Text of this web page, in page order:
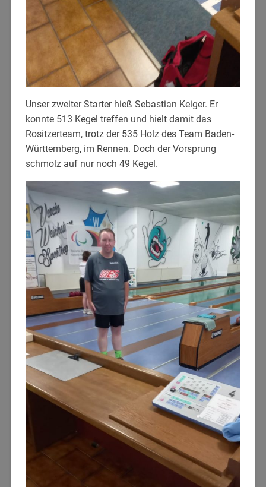
Unser zweiter Starter hieß Sebastian Keiger. Er
konnte 513 Kegel treffen und hielt damit das
Rositzerteam, trotz der 535 Holz des Team Baden-
Württemberg, im Rennen. Doch der Vorsprung
schmolz auf nur noch 49 Kegel.